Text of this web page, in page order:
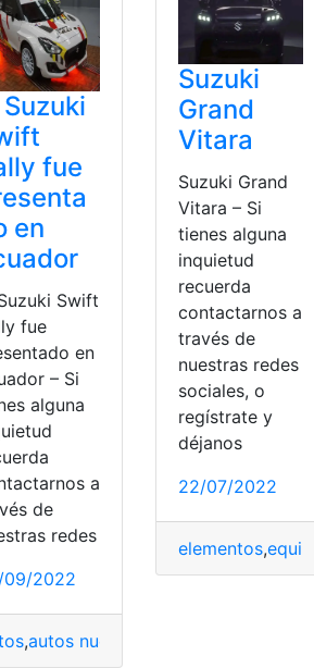
, , Suzuki Swift,Suzuki Swift
Suzuki
fue
en
Swift
fue
en
– Si
alguna
a
de
redes
09/2022
,autos nuevos
Suzuki
Grand
Vitara
Suzuki Grand
Vitara – Si
tienes alguna
inquietud
recuerda
contactarnos a
través de
nuestras redes
sociales, o
regístrate y
déjanos
22/07/2022
elementos,